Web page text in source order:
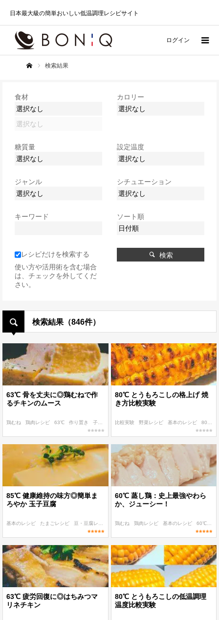
日本最大級の簡単おいしい低温調理レシピサイト
ログイン
検索結果
食材 カロリー
糖質量 設定温度
ジャンル シチュエーション
キーワード ソート順
レシピだけを検索する
使い方や活用術を含む場合
は、チェックを外してくだ
さい。
検索
検索結果（846件）
63℃ 骨を丈夫に◎鶏むねで作
るチキンのムース
鶏むね 鶏肉レシピ 63℃ 作り置き 子ども
80℃ とうもろこしの格上げ 焼
き方比較実験
比較実験 野菜レシピ 基本のレシピ 80℃〜
85℃ 健康維持の味方◎簡単ま
ろやか 玉子豆腐
基本のレシピ たまごレシピ 豆・豆腐レシピ 85℃〜 パパッと作れる
60℃ 蒸し鶏：史上最強やわら
か、ジューシー！
鶏むね 鶏肉レシピ 基本のレシピ 60℃〜
63℃ 疲労回復に◎はちみつマ
リネチキン
80℃ とうもろこしの低温調理
温度比較実験